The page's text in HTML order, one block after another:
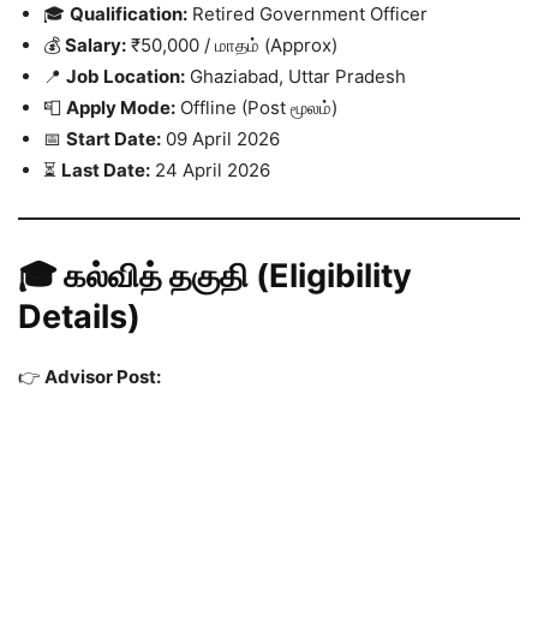
🎓 Qualification: Retired Government Officer
💰 Salary: ₹50,000 / மாதம் (Approx)
📍 Job Location: Ghaziabad, Uttar Pradesh
📮 Apply Mode: Offline (Post மூலம்)
📅 Start Date: 09 April 2026
⏳ Last Date: 24 April 2026
🎓 கல்வித் தகுதி (Eligibility
Details)
👉 Advisor Post: